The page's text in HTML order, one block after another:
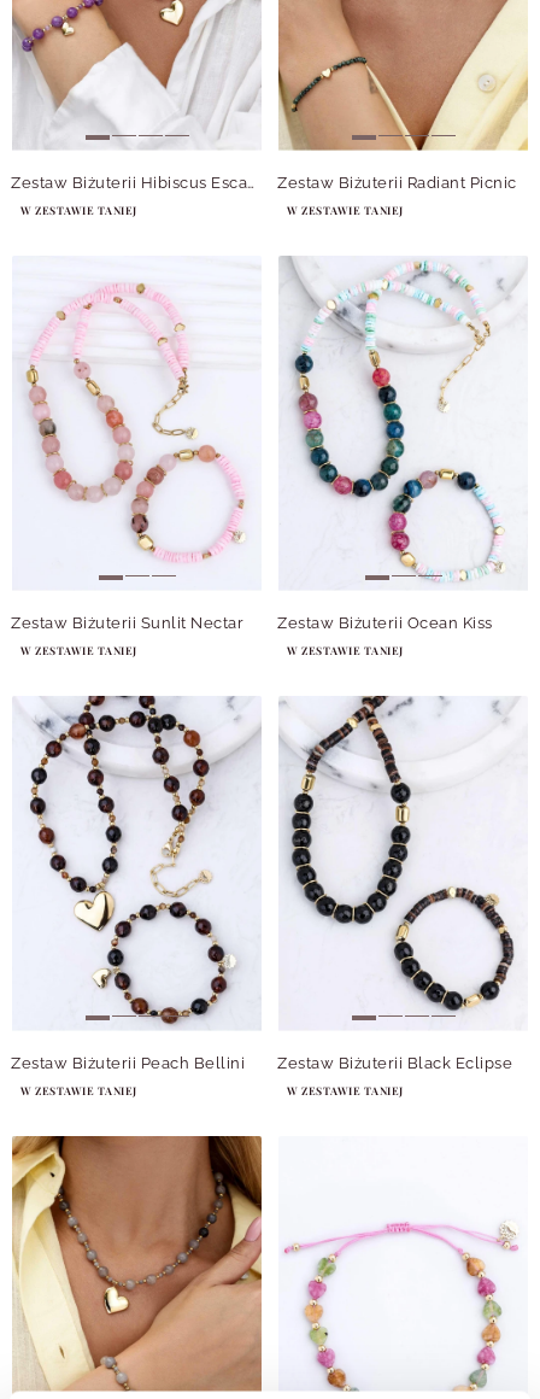
Zestaw Biżuterii Hibiscus Escape
W ZESTAWIE TANIEJ
Zestaw Biżuterii Radiant Picnic
W ZESTAWIE TANIEJ
Zestaw Biżuterii Sunlit Nectar
W ZESTAWIE TANIEJ
Zestaw Biżuterii Ocean Kiss
W ZESTAWIE TANIEJ
Zestaw Biżuterii Peach Bellini
W ZESTAWIE TANIEJ
Zestaw Biżuterii Black Eclipse
W ZESTAWIE TANIEJ